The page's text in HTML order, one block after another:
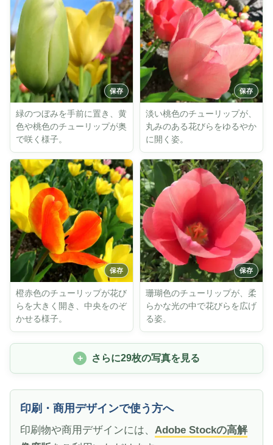
緑のつぼみを手前に置き、黄
色や桃色のチューリップが奥
で咲く様子。
淡い桃色のチューリップが、
丸みのある花びらをゆるやか
に開く姿。
橙赤色のチューリップが花び
らを大きく開き、中央をのぞ
かせる様子。
珊瑚色のチューリップが、柔
らかな光の中で花びらを広げ
る姿。
さらに29枚の写真を見る
印刷・商用デザインで使う方へ
印刷物や商用デザインには、 Adobe Stockの高解